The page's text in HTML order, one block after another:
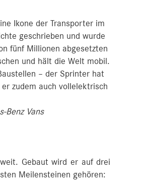
Ikone der Transporter im
geschrieben und wurde
fünf Millionen abgesetzten
und hält die Welt mobil.
– der Sprinter hat
zudem auch vollelektrisch
Benz Vans
Gebaut wird er auf drei
Meilensteinen gehören: